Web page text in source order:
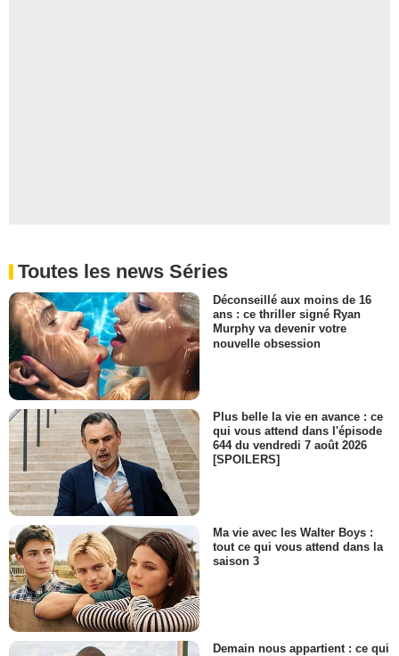
Toutes les news Séries
Déconseillé aux moins de 16
ans : ce thriller signé Ryan
Murphy va devenir votre
nouvelle obsession
Plus belle la vie en avance : ce
qui vous attend dans l'épisode
644 du vendredi 7 août 2026
[SPOILERS]
Ma vie avec les Walter Boys :
tout ce qui vous attend dans la
saison 3
Demain nous appartient : ce qui